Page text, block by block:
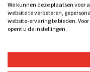
Sherlock Citygame
v.a. €21,90
We kunnen deze plaatsen voor
website te verbeteren,
website-ervaring te bieden.
opent u de instellingen.